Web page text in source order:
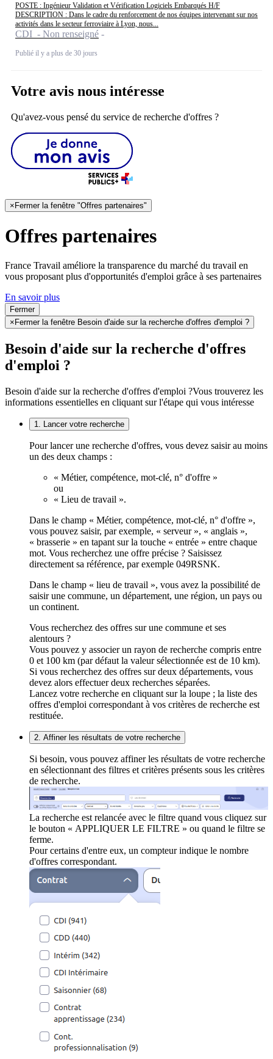
POSTE : Ingénieur Validation et Vérification Logiciels Embarqués H/F
DESCRIPTION : Dans le cadre du renforcement de nos équipes intervenant sur nos
activités dans le secteur ferroviaire à Lyon, nous...
CDI - Non renseigné
Publié il y a plus de 30 jours
Votre avis nous intéresse
Qu'avez-vous pensé du service de recherche d'offres ?
×Fermer la fenêtre "Offres partenaires"
Offres partenaires
France Travail améliore la transparence du marché du travail en
vous proposant plus d'opportunités d'emploi grâce à ses partenaires
En savoir plus
Fermer
× Fermer la fenêtre Besoin d'aide sur la recherche d'offres d'emploi ?
Besoin d'aide sur la recherche d'offres
d'emploi ?
Besoin d'aide sur la recherche d'offres d'emploi ?Vous trouverez les
informations essentielles en cliquant sur l'étape qui vous intéresse
1. Lancer votre recherche
Pour lancer une recherche d'offres, vous devez saisir au moins
un des deux champs :
« Métier, compétence, mot-clé, n° d'offre »
ou
« Lieu de travail ».
Dans le champ « Métier, compétence, mot-clé, n° d'offre »,
vous pouvez saisir, par exemple, « serveur », « anglais »,
« brasserie » en tapant sur la touche « entrée » entre chaque
mot. Vous recherchez une offre précise ? Saisissez
directement sa référence, par exemple 049RSNK.
Dans le champ « lieu de travail », vous avez la possibilité de
saisir une commune, un département, une région, un pays ou
un continent.
Vous recherchez des offres sur une commune et ses
alentours ?
Vous pouvez y associer un rayon de recherche compris entre
0 et 100 km (par défaut la valeur sélectionnée est de 10 km).
Si vous recherchez des offres sur deux départements, vous
devez alors effectuer deux recherches séparées.
Lancez votre recherche en cliquant sur la loupe ; la liste des
offres d'emploi correspondant à vos critères de recherche est
restituée.
2. Affiner les résultats de votre recherche
Si besoin, vous pouvez affiner les résultats de votre recherche
en sélectionnant des filtres et critères présents sous les critères
de recherche.
La recherche est relancée avec le filtre quand vous cliquez sur
le bouton « APPLIQUER LE FILTRE » ou quand le filtre se
ferme.
Pour certains d'entre eux, un compteur indique le nombre
d'offres correspondant.